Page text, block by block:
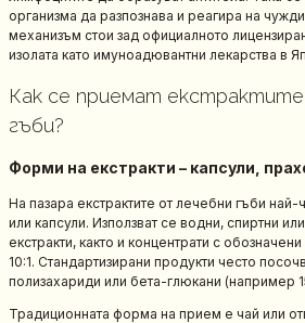
организма да разпознава и реагира на
механизъм стои зад официалното
изолата като имуноадювантни лекарства в
Как се приемат
гъби?
Форми на екстракти – капсули,
На пазара екстрактите от лечебни гъби
или капсули. Използват се водни, спиртни
екстракти, както и концентрати с
10:1. Стандартизирани продукти често
полизахариди или бета-глюкани (например
Традиционната форма на прием е чай или